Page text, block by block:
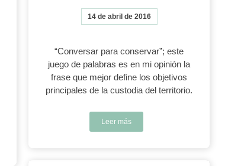
14 de abril de 2016
“Conversar para conservar”; este
juego de palabras es en mi opinión la
frase que mejor define los objetivos
principales de la custodia del territorio.
Leer más